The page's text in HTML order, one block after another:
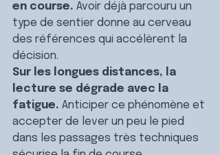
en course. Avoir déjà parcouru un
type de sentier donne au cerveau
des références qui accélèrent la
décision.
Sur les longues distances, la
lecture se dégrade avec la
fatigue. Anticiper ce phénomène et
accepter de lever un peu le pied
dans les passages très techniques